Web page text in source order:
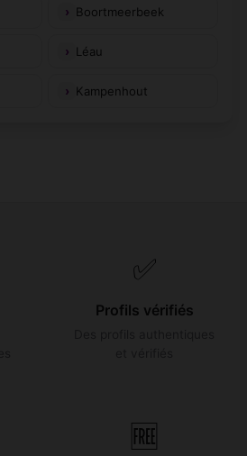
Boortmeerbeek
Léau
Kampenhout
✅
Profils vérifiés
🆓